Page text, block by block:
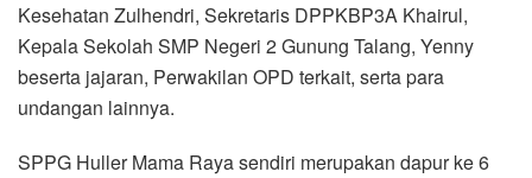
Kesehatan Zulhendri, Sekretaris DPPKBP3A Khairul,
Kepala Sekolah SMP Negeri 2 Gunung Talang, Yenny
beserta jajaran, Perwakilan OPD terkait, serta para
undangan lainnya.
SPPG Huller Mama Raya sendiri merupakan dapur ke 6